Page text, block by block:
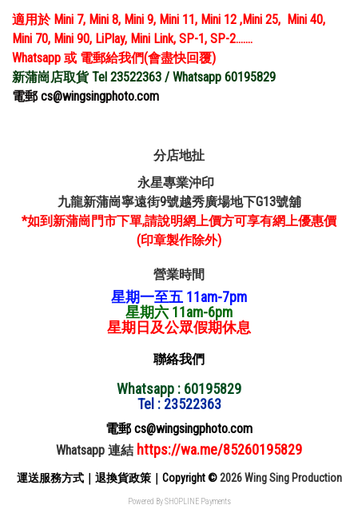
適用於 Mini 7, Mini 8, Mini 9, Mini 11, Mini 12 ,Mini 25, Mini 40,
Mini 70, Mini 90, LiPlay, Mini Link, SP-1, SP-2.......
Whatsapp 或 電郵給我們(會盡快回覆)
新蒲崗店取貨 Tel 23522363 / Whatsapp 60195829
電郵 cs@wingsingphoto.com
分店地扯
永星專業沖印
九龍新蒲崗寧遠街9號越秀廣場地下G13號舖
*如到新蒲崗門市下單,請說明網上價方可享有網上優惠價
(印章製作除外)
營業時間
星期一至五 11am-7pm
星期六 11am-6pm
星期日及公眾假期休息
聯絡我們
Whatsapp : 60195829
Tel : 23522363
電郵 cs@wingsingphoto.com
Whatsapp 連結 https://wa.me/85260195829
運送服務方式｜ 退換貨政策｜ Copyright ©2026 Wing Sing Production
Powered BySHOPLINE Payments